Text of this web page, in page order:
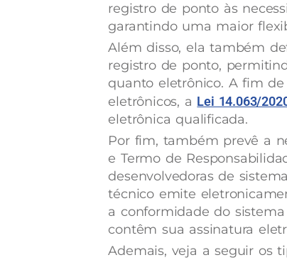
registro de ponto às
garantindo uma maior
Além disso, ela também
registro de ponto,
quanto eletrônico. A fim
eletrônicos, a Lei 14.063/
eletrônica qualificada.
Por fim, também prevê a
e Termo de
desenvolvedoras de
técnico emite
a conformidade do
contêm sua assinatura
Ademais, veja a seguir os